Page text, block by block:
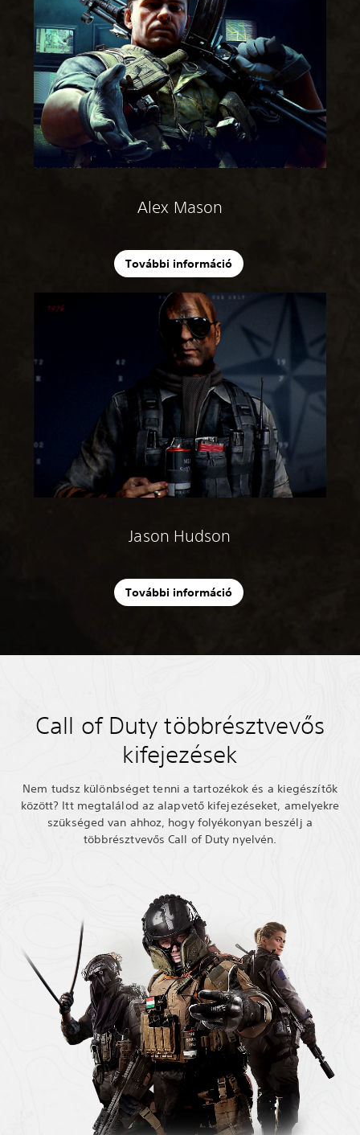
Alex Mason
További információ
Jason Hudson
További információ
Call of Duty többrésztvevős
kifejezések
Nem tudsz különbséget tenni a tartozékok és a kiegészítők
között? Itt megtalálod az alapvető kifejezéseket, amelyekre
szükséged van ahhoz, hogy folyékonyan beszélj a
többrésztvevős Call of Duty nyelvén.